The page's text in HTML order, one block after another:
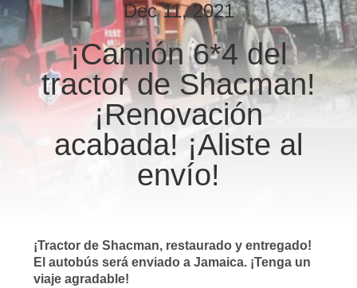
CONTROL
DE
CALIDAD
ÉNTRENOS
PIDA
Dec 11, 2021
¡Camión 6*4 del
tractor de Shacman!
¡Renovación
acabada! ¡Aliste al
envío!
¡Tractor de Shacman, restaurado y entregado!
El autobús será enviado a Jamaica. ¡Tenga un
viaje agradable!